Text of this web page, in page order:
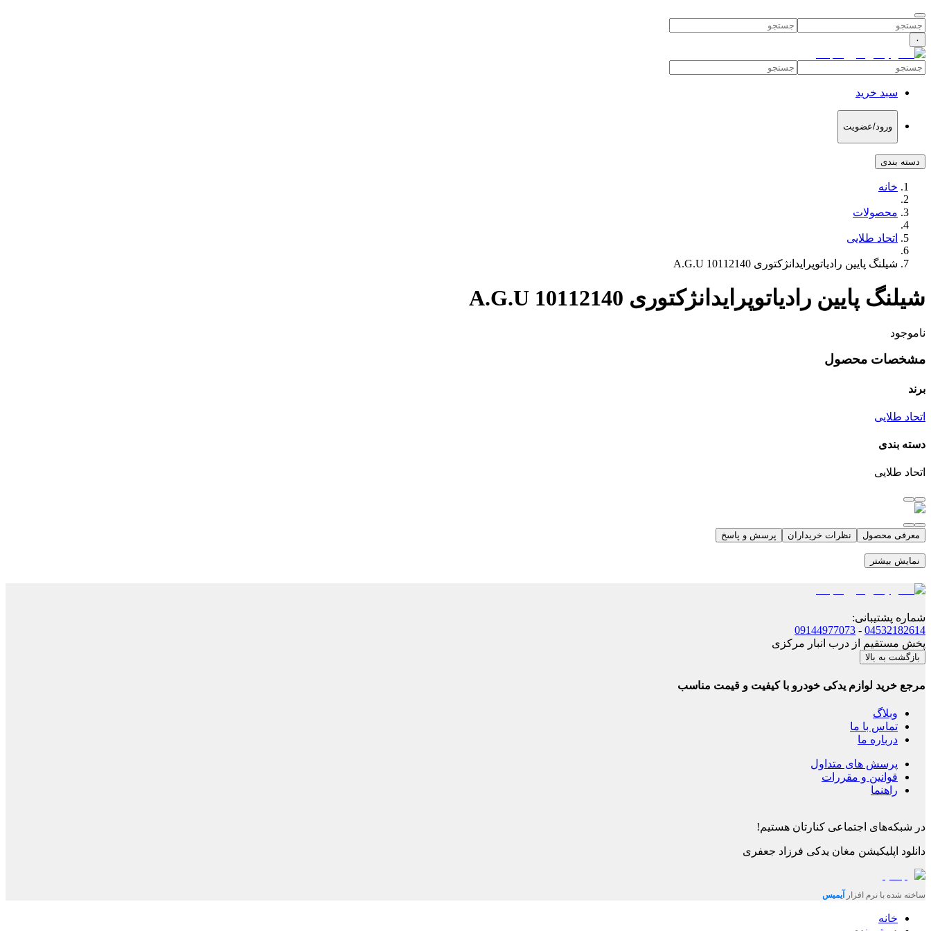
۰
سبد خرید
ورود/عضویت
دسته بندی
خانه
محصولات
اتحاد طلایی
شیلنگ پایین رادیاتوپرایدانژکتوری 10112140 A.G.U
شیلنگ پایین رادیاتوپرایدانژکتوری 10112140 A.G.U
ناموجود
مشخصات محصول
برند
اتحاد طلایی
دسته بندی
اتحاد طلایی
معرفی محصول نظرات خریداران پرسش و پاسخ
نمایش بیشتر
شماره پشتیبانی:
04532182614
-
09144977073
پخش مستقیم از درب انبار مرکزی
بازگشت به بالا
مرجع خرید لوازم یدکی خودرو با کیفیت و قیمت مناسب
وبلاگ
تماس با ما
درباره ما
پرسش های متداول
قوانین و مقررات
راهنما
در شبکه‌های اجتماعی کنارتان هستیم!
دانلود اپلیکیشن مغان یدکی فرزاد جعفری
ساخته شده با نرم افزار آیمیس
خانه